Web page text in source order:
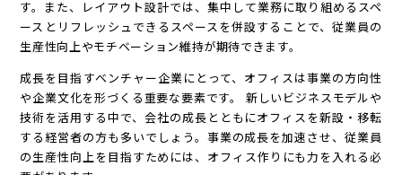
す。また、レイアウト設計では、集中して業務に取り組めるスペ
ースとリフレッシュできるスペースを併設することで、従業員の
生産性向上やモチベーション維持が期待できます。
成長を目指すベンチャー企業にとって、オフィスは事業の方向性
や企業文化を形づくる重要な要素です。 新しいビジネスモデルや
技術を活用する中で、会社の成長とともにオフィスを新設・移転
する経営者の方も多いでしょう。事業の成長を加速させ、従業員
の生産性向上を目指すためには、オフィス作りにも力を入れる必